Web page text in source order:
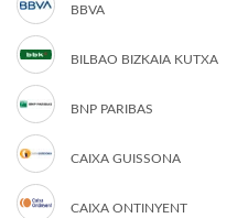
BBVA
BILBAO BIZKAIA KUTXA
BNP PARIBAS
CAIXA GUISSONA
CAIXA ONTINYENT